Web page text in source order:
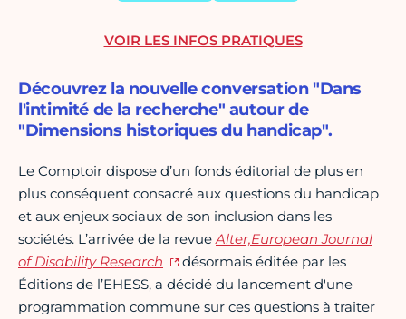
Découvrez la nouvelle conversation "Dans
l'intimité de la recherche" autour de
"Dimensions historiques du handicap".
Le Comptoir dispose d’un fonds éditorial de plus en
plus conséquent consacré aux questions du handicap
et aux enjeux sociaux de son inclusion dans les
sociétés. L’arrivée de la revueAlter,European Journal
of Disability Research
désormais éditée par les
Éditions de l’EHESS, a décidé du lancement d'une
programmation commune sur ces questions à traiter
VOIR LES INFOS PRATIQUES